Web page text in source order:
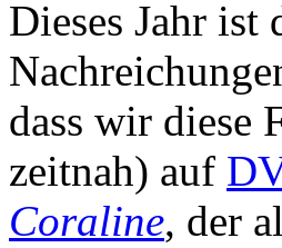
Dieses Jahr ist
dass wir diese
zeitnah) auf
Coraline, der